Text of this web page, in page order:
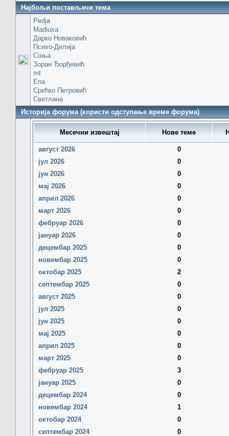
Најбољи постављачи тема
Pedja
Madiuxa
Дарко Новаковић
Психо-Делија
Соња
Зоран Ђорђевић
mt
Ena
Срећко Петровић
Светлана
Историја форума (користи одступање време форума)
Месечни извештај Нове теме
август 2026
0
јул 2026
0
јун 2026
0
мај 2026
0
април 2026
0
март 2026
0
фебруар 2026
0
јануар 2026
0
децембар 2025
0
новембар 2025
0
октобар 2025
2
септембар 2025
0
август 2025
0
јул 2025
0
јун 2025
0
мај 2025
0
април 2025
0
март 2025
0
фебруар 2025
3
јануар 2025
0
децембар 2024
0
новембар 2024
1
октобар 2024
0
септембар 2024
0